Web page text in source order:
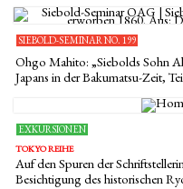
SIEBOLD-SEMINAR NO. 199
Ohgo Mahito: „Siebolds Sohn
Japans in der Bakumatsu-Zeit,
EXKURSIONEN
TOKYO REIHE
Auf den Spuren der
Besichtigung des historischen